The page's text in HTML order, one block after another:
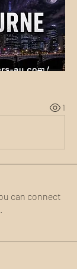
1
can connect